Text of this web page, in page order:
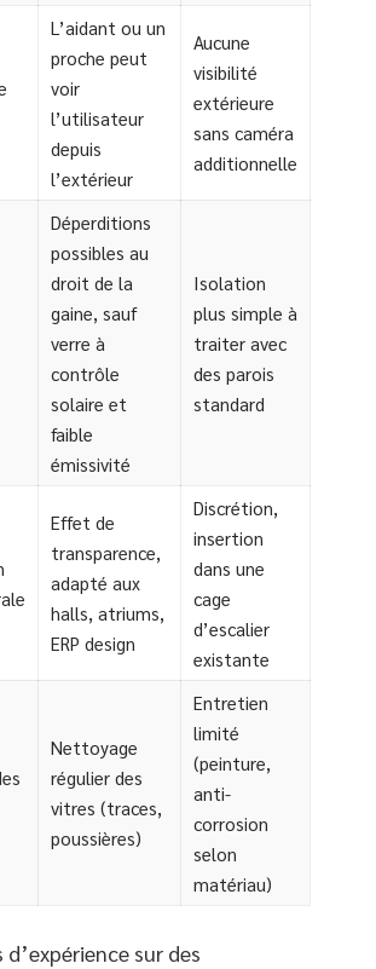
L’aidant ou un
proche peut
voir
l’utilisateur
depuis
l’extérieur
Aucune
visibilité
extérieure
sans caméra
additionnelle
Déperditions
possibles au
droit de la
gaine, sauf
verre à
contrôle
solaire et
faible
émissivité
Isolation
plus simple à
traiter avec
des parois
standard
Effet de
transparence,
adapté aux
halls, atriums,
ERP design
Discrétion,
insertion
dans une
cage
d’escalier
existante
Nettoyage
régulier des
vitres (traces,
poussières)
Entretien
limité
(peinture,
anti-
corrosion
selon
matériau)
d’expérience sur des